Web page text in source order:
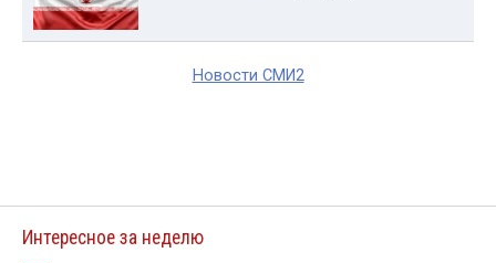
Новости СМИ2
Интересное за неделю